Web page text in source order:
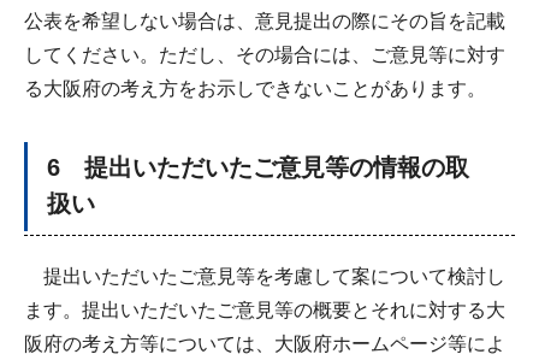
公表を希望しない場合は、意見提出の際にその旨を記載
してください。ただし、その場合には、ご意見等に対す
る大阪府の考え方をお示しできないことがあります。
6 提出いただいたご意見等の情報の取
扱い
提出いただいたご意見等を考慮して案について検討し
ます。提出いただいたご意見等の概要とそれに対する大
阪府の考え方等については、大阪府ホームページ等によ